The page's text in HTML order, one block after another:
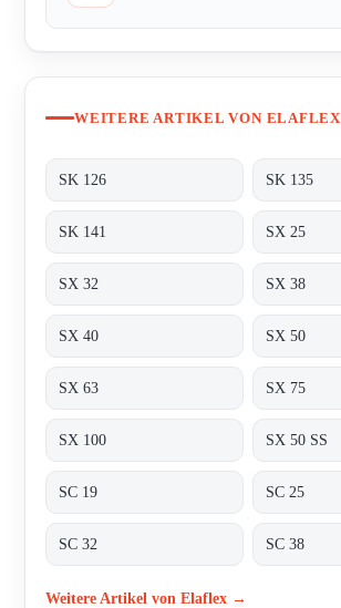
WEITERE ARTIKEL VON ELAFLEX
SK 126 SK 135
SK 141 SX 25
SX 32 SX 38
SX 40 SX 50
SX 63 SX 75
SX 100 SX 50 SS
SC 19 SC 25
SC 32 SC 38
Weitere Artikel von Elaflex →